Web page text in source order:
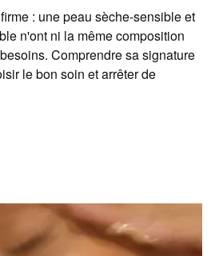
: une peau sèche-sensible et
n'ont ni la même composition
Comprendre sa signature
le bon soin et arrêter de